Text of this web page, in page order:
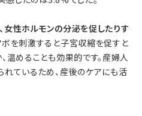
女性ホルモンの分泌を促したりす
ボを刺激すると子宮収縮を促すと
温めることも効果的です。産婦人
ているため、産後のケアにも活